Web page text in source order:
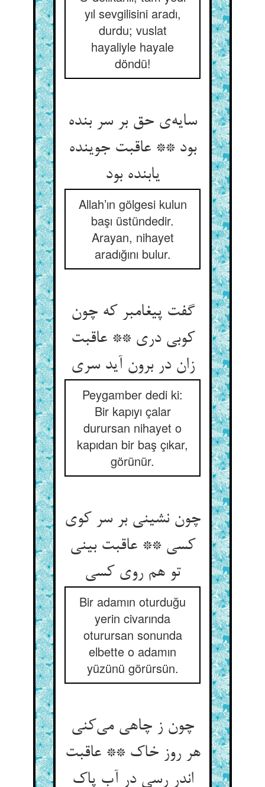
yıl sevgilisini aradı,
durdu; vuslat
hayaliyle hayale
döndü!
سایه‌ی حق بر سر بنده
بود ** عاقبت جوینده
یابنده بود
Allah’ın gölgesi kulun
başı üstündedir.
Arayan, nihayet
aradığını bulur.
گفت پیغامبر که چون
کوبی دری ** عاقبت
زان در برون آید سری
Peygamber dedi ki:
Bir kapıyı çalar
durursan nihayet o
kapıdan bir baş çıkar,
görünür.
چون نشینی بر سر کوی
کسی ** عاقبت بینی
تو هم روی کسی
Bir adamın oturduğu
yerin civarında
oturursan sonunda
elbette o adamın
yüzünü görürsün.
چون ز چاهی می‌کنی
هر روز خاک ** عاقبت
اندر رسی در آب پاک